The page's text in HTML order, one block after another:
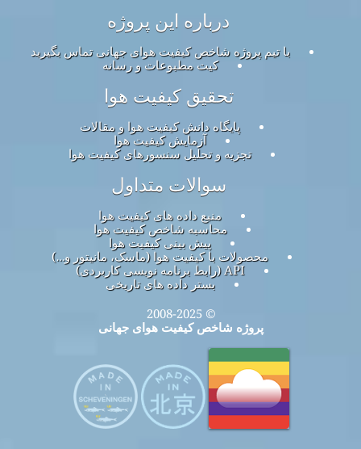
درباره این پروژه
با تیم پروژه شاخص کیفیت هوای جهانی تماس بگیرید
کیت مطبوعات و رسانه
تحقیق کیفیت هوا
پایگاه دانش کیفیت هوا و مقالات
آزمایش کیفیت هوا
تجزیه و تحلیل سنسورهای کیفیت هوا
سوالات متداول
منبع داده های کیفیت هوا
محاسبه شاخص کیفیت هوا
پیش بینی کیفیت هوا
محصولات با کیفیت هوا (ماسک، مانیتور و…)
API (رابط برنامه نویسی کاربردی)
بستر داده های تاریخی
© 2008-2025
پروژه شاخص کیفیت هوای جهانی